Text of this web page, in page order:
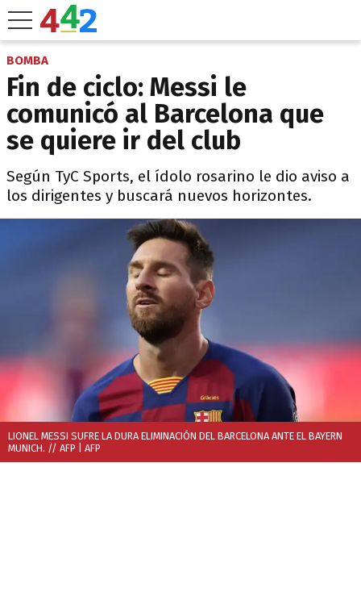
BOMBA
Fin de ciclo: Messi le
comunicó al Barcelona que
se quiere ir del club
Según TyC Sports, el ídolo rosarino le dio aviso a
los dirigentes y buscará nuevos horizontes.
LIONEL MESSI SUFRE LA DURA ELIMINACIÓN DEL BARCELONA ANTE EL BAYERN
MUNICH. // AFP | AFP